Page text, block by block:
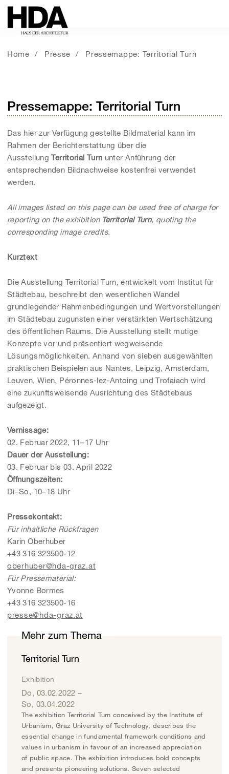
Home Presse Pressemappe: Territorial Turn
Pressemappe: Territorial Turn
Das hier zur Verfügung gestellte Bildmaterial kann im
Rahmen der Berichterstattung über die
AusstellungTerritorial Turn unter Anführung der
entsprechenden Bildnachweise kostenfrei verwendet
werden.
All images listed on this page can be used free of charge for
reporting on the exhibition Territorial Turn, quoting the
corresponding image credits.
Kurztext
Die Ausstellung Territorial Turn, entwickelt vom Institut für
Städtebau, beschreibt den wesentlichen Wandel
grundlegender Rahmenbedingungen und Wertvorstellungen
im Städtebau zugunsten einer verstärkten Wertschätzung
des öffentlichen Raums. Die Ausstellung stellt mutige
Konzepte vor und präsentiert wegweisende
Lösungsmöglichkeiten. Anhand von sieben ausgewählten
praktischen Beispielen aus Nantes, Leipzig, Amsterdam,
Leuven, Wien, Péronnes-lez-Antoing und Trofaiach wird
eine zukunftsweisende Ausrichtung des Städtebaus
aufgezeigt.
Vernissage:
02. Februar 2022, 11–17 Uhr
Dauer der Ausstellung:
03. Februar bis 03. April 2022
Öffnungszeiten:
Di–So, 10–18 Uhr
Pressekontakt:
Für inhaltliche Rückfragen
Karin Oberhuber
+43 316 323500-12
oberhuber@hda-graz.at
Für Pressematerial:
Yvonne Bormes
+43 316 323500-16
presse@hda-graz.at
Mehr zum Thema
Territorial Turn
Exhibition
Do, 03.02.2022 –
So, 03.04.2022
The exhibition Territorial Turn conceived by the Institute of
Urbanism, Graz University of Technology, describes the
essential change in fundamental framework conditions and
values in urbanism in favour of an increased appreciation
of public space. The exhibition introduces bold concepts
and presents pioneering solutions. Seven selected